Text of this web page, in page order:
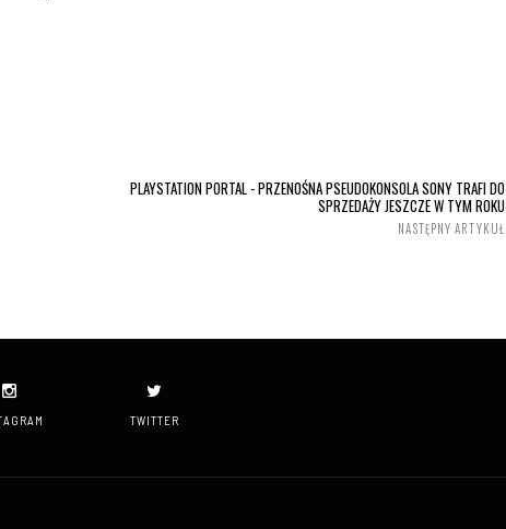
PLAYSTATION PORTAL - PRZENOŚNA PSEUDOKONSOLA SONY TRAFI DO
SPRZEDAŻY JESZCZE W TYM ROKU
NASTĘPNY ARTYKUŁ
TWITTER